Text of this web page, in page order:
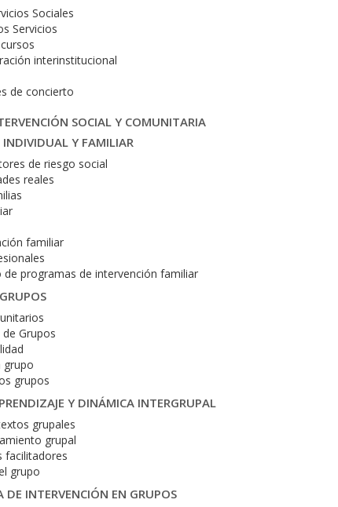
Sociales
Servicios
interinstitucional
de concierto
SOCIAL Y COMUNITARIA
Y FAMILIAR
de riesgo social
reales
familiar
de programas de intervención familiar
Grupos
grupo
grupos
Y DINÁMICA INTERGRUPAL
grupales
grupal
facilitadores
grupo
INTERVENCIÓN EN GRUPOS